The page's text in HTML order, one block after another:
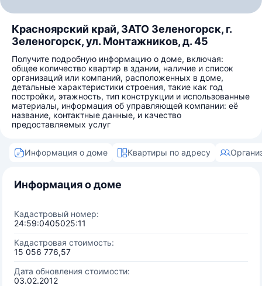
Красноярский край, ЗАТО Зеленогорск, г.
Зеленогорск, ул. Монтажников, д. 45
Получите подробную информацию о доме, включая:
общее количество квартир в здании, наличие и список
организаций или компаний, расположенных в доме,
детальные характеристики строения, такие как год
постройки, этажность, тип конструкции и использованные
материалы, информация об управляющей компании: её
название, контактные данные, и качество
предоставляемых услуг
Информация о доме Квартиры по адресу
Информация о доме
Кадастровый номер:
24:59:0405025:11
Кадастровая стоимость:
15 056 776,57
Дата обновления стоимости:
03.02.2012